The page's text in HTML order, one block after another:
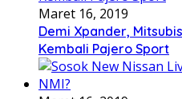
Maret 16, 2019
Demi Xpander,
Kembali Pajero Sport